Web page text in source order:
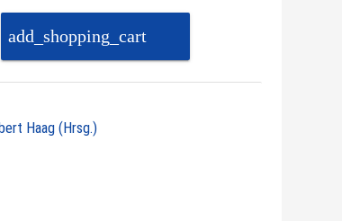
add_shopping_cart
WARENKORB
Haag (Hrsg.)